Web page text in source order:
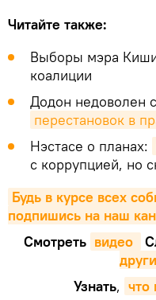
Читайте также:
Выборы мэра
коалиции
Додон недоволен
перестановок в
Нэстасе о планах:
с коррупцией, но
Будь в курсе всех
подпишись на наш
Смотреть видео
Узнать, что